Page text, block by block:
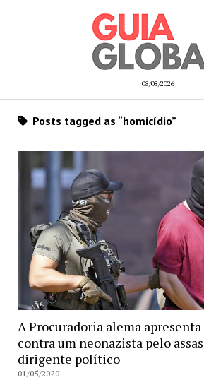
08/08/2026
Posts tagged as “homicídio”
A Procuradoria alemã apresenta
contra um neonazista pelo
dirigente político
01/05/2020